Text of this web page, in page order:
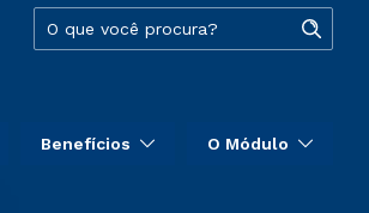
Benefícios O Módulo